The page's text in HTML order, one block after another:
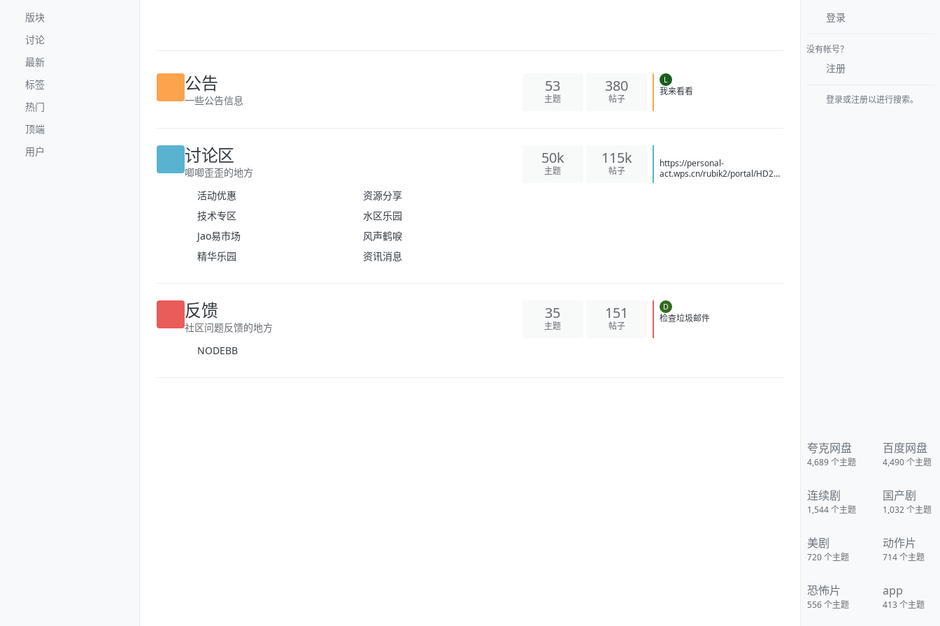
版块
讨论
最新
标签
热门
顶端
用户
公告 53 380 L
讨论区
唧唧歪歪的地方
活动优惠
资源分享
技术专区
水区乐园
Jao易市场
风声鹤唳
50k 115k
https://personal-
反馈 35 151 D
登录
没有帐号？
注册
登录或注册以进行搜索。
夸克网盘
4,689 个主题
百度网盘
4,490 个主题
连续剧
1,544 个主题
国产剧
1,032个主题
美剧
720 个主题
动作片
714个主题
恐怖片
556 个主题
app
413个主题